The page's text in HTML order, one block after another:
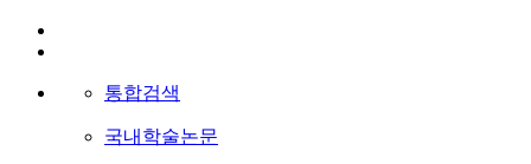
통합검색
국내학술논문